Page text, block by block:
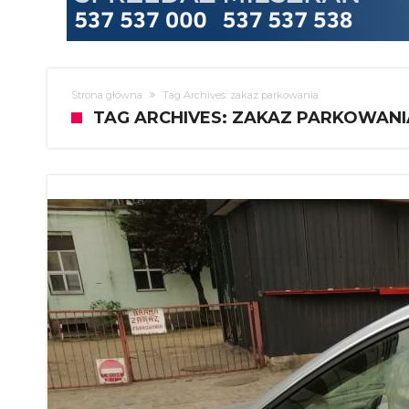
Strona główna Tag Archives: zakaz parkowania
TAG ARCHIVES: ZAKAZ